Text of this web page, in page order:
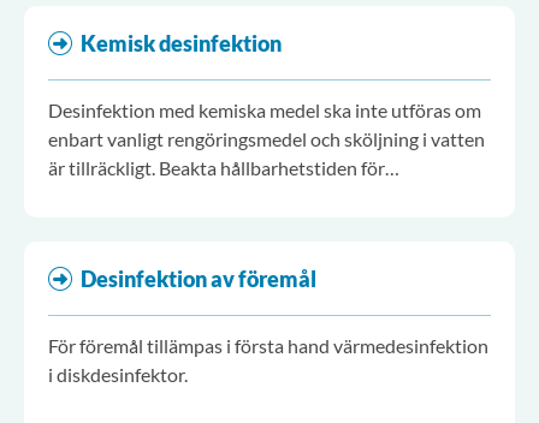
Kemisk desinfektion
Desinfektion med kemiska medel ska inte utföras om
enbart vanligt rengöringsmedel och sköljning i vatten
är tillräckligt. Beakta hållbarhetstiden för
Desinfektion av föremål
För föremål tillämpas i första hand värmedesinfektion
i diskdesinfektor.